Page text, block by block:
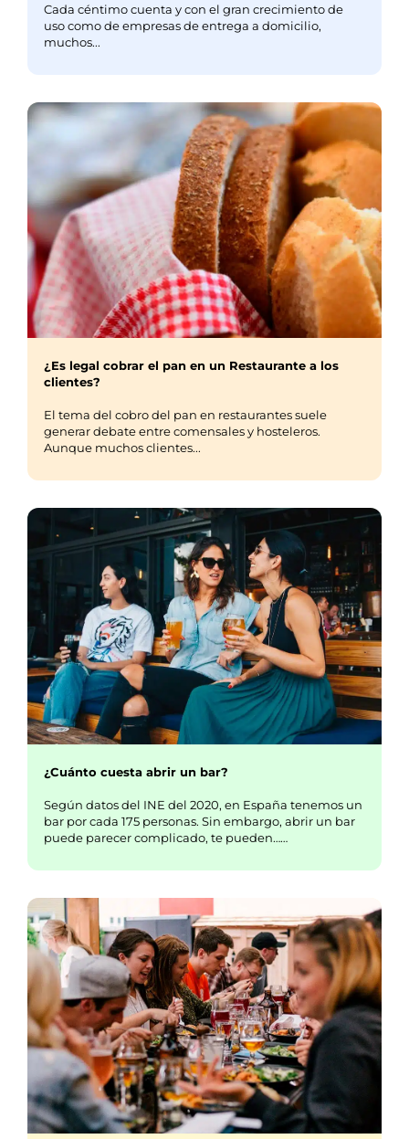
Cada céntimo cuenta y con el gran crecimiento de
uso como de empresas de entrega a domicilio,
muchos...
¿Es legal cobrar el pan en un Restaurante a los
clientes?
El tema del cobro del pan en restaurantes suele
generar debate entre comensales y hosteleros.
Aunque muchos clientes...
¿Cuánto cuesta abrir un bar?
Según datos del INE del 2020, en España tenemos un
bar por cada 175 personas. Sin embargo, abrir un bar
puede parecer complicado, te pueden……